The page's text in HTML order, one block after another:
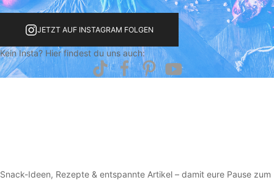
JETZT AUF INSTAGRAM FOLGEN
Kein Insta? Hier findest du uns auch:
Snack-Ideen, Rezepte & entspannte Artikel – damit eure Pause zum